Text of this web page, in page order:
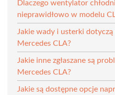
Dlaczego wentylator
nieprawidłowo w modelu
Jakie wady i usterki dotyczą
Mercedes CLA?
Jakie inne zgłaszane są
Mercedes CLA?
Jakie są dostępne opcje